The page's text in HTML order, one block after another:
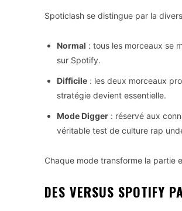
Spoticlash se distingue par la
Normal : tous les morceaux se
sur Spotify.
Difficile : les deux morceaux
stratégie devient essentielle.
Mode Digger : réservé aux
véritable test de culture rap
Chaque mode transforme la partie
DES VERSUS SPOTIFY